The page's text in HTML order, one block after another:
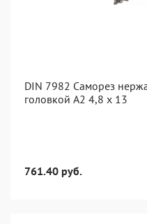
DIN 7982 Саморез
головкой А2 4,8 x 13
761.40 руб.